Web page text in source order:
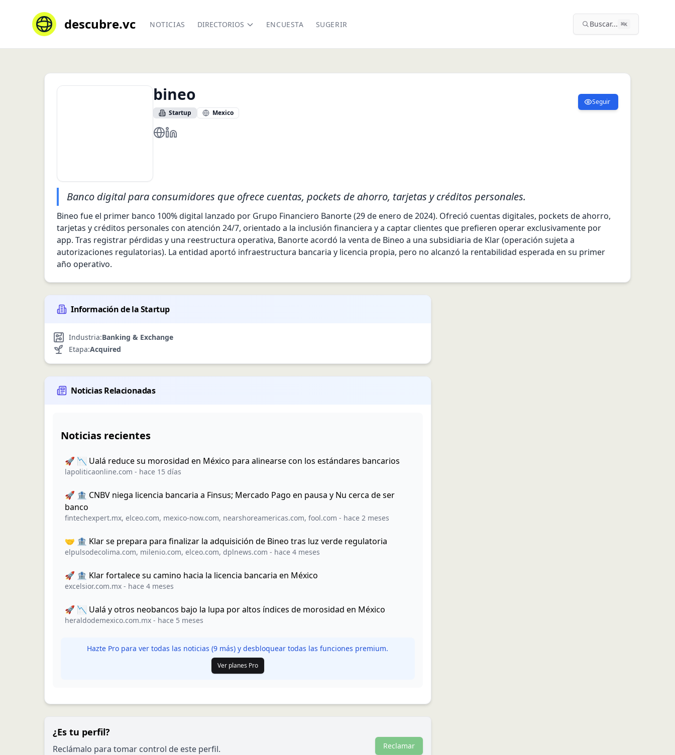
descubre.vc NOTICIAS DIRECTORIOS ENCUESTA SUGERIR Buscar... ⌘K
bineo
Startup Mexico
Seguir
https://www.bineo.com/
https://www.linkedin.com/company/bineomx
Banco digital para consumidores que ofrece cuentas, pockets de ahorro, tarjetas y créditos personales.
Bineo fue el primer banco 100% digital lanzado por Grupo Financiero Banorte (29 de enero de 2024). Ofreció cuentas digitales, pockets de ahorro,
tarjetas y créditos personales con atención 24/7, orientado a la inclusión financiera y a captar clientes que prefieren operar exclusivamente por
app. Tras registrar pérdidas y una reestructura operativa, Banorte acordó la venta de Bineo a una subsidiaria de Klar (operación sujeta a
autorizaciones regulatorias). La entidad aportó infraestructura bancaria y licencia propia, pero no alcanzó la rentabilidad esperada en su primer
año operativo.
Información de la Startup
Industria:Banking & Exchange
Etapa:Acquired
Noticias Relacionadas
Noticias recientes
🚀 📉 Ualá reduce su morosidad en México para alinearse con los estándares bancarios
lapoliticaonline.com - hace 15 días
🚀 🏦 CNBV niega licencia bancaria a Finsus; Mercado Pago en pausa y Nu cerca de ser
banco
fintechexpert.mx, elceo.com, mexico-now.com, nearshoreamericas.com, fool.com - hace 2 meses
🤝 🏦 Klar se prepara para finalizar la adquisición de Bineo tras luz verde regulatoria
elpulsodecolima.com, milenio.com, elceo.com, dplnews.com - hace 4 meses
🚀 🏦 Klar fortalece su camino hacia la licencia bancaria en México
excelsior.com.mx - hace 4 meses
🚀 📉 Ualá y otros neobancos bajo la lupa por altos índices de morosidad en México
heraldodemexico.com.mx - hace 5 meses
Hazte Pro para ver todas las noticias (9 más) y desbloquear todas las funciones premium.
Ver planes Pro
¿Es tu perfil?
Reclámalo para tomar control de este perfil. Reclamar